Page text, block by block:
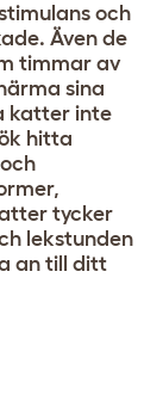
och
Även de
timmar av
sina
katter inte
hitta
tycker
lekstunden
an till ditt